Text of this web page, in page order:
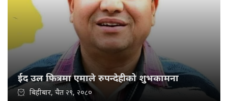
ईद उल फित्रमा एमाले रुपन्देहीको शुभकामना
बिहीबार, चैत २९, २०८०